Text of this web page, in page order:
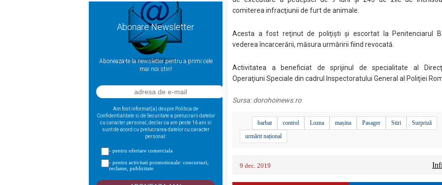
Abonare Newsletter
Aboneaza-te la newsletter pentru a primi cele
mai noi stiri!
Am fost informat(a) despre Politica de
Confidentialitate si de Securitate a prelucrarii datelor
cu caracter personal, declar ca am peste 16 ani si
sunt de acord cu prelucrarea datelor cu caracter
personal:
- pentru ofertare comerciala
- pentru activitati promotionale: concursuri,
reclame, publicitate
comiterea infracţiunii de furt de animale.
Acesta a fost reţinut de poliţişti şi escortat la Penitenciarul
vederea încarcerării, măsura urmăririi fiind revocată.
Activitatea a beneficiat de sprijinul de specialitate al
Operaţiuni Speciale din cadrul Inspectoratului General al Poliţiei
Sursa:dorohoinews.ro
barbat control Lozna mașina Pasager Stiri
Surpriză
urmărit național
9 dec. 2019